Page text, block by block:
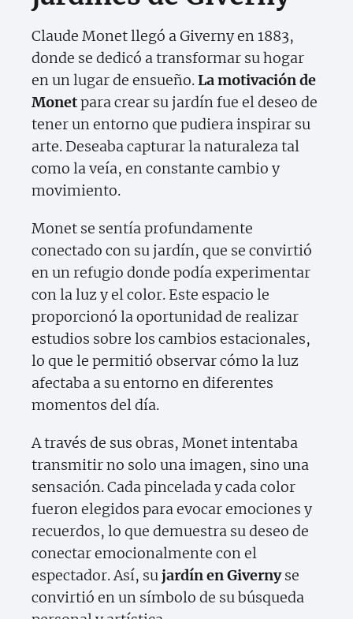
Claude Monet llegó a Giverny en 1883,
donde se dedicó a transformar su hogar
en un lugar de ensueño.La motivación de
Monetpara crear su jardín fue el deseo de
tener un entorno que pudiera inspirar su
arte. Deseaba capturar la naturaleza tal
como la veía, en constante cambio y
movimiento.
Monet se sentía profundamente
conectado con su jardín, que se convirtió
en un refugio donde podía experimentar
con la luz y el color. Este espacio le
proporcionó la oportunidad de realizar
estudios sobre los cambios estacionales,
lo que le permitió observar cómo la luz
afectaba a su entorno en diferentes
momentos del día.
A través de sus obras, Monet intentaba
transmitir no solo una imagen, sino una
sensación. Cada pincelada y cada color
fueron elegidos para evocar emociones y
recuerdos, lo que demuestra su deseo de
conectar emocionalmente con el
espectador. Así, sujardín en Givernyse
convirtió en un símbolo de su búsqueda